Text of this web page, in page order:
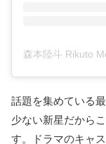
話題を集めている
少ない新星だから
す。ドラマのキャ